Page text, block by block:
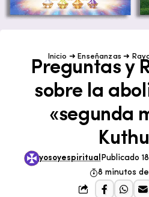
Inicio ➜ Enseñanzas ➜
Preguntas y
sobre la
«segunda
yosoyespiritual Publicado
8 minutos